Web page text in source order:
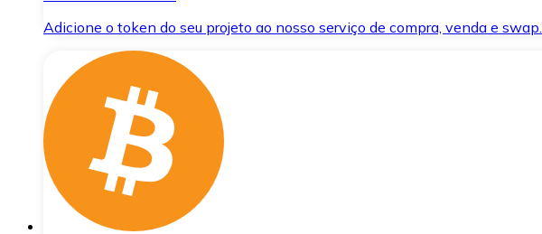
Adicione o token do seu projeto ao nosso serviço de compra, venda e swap.